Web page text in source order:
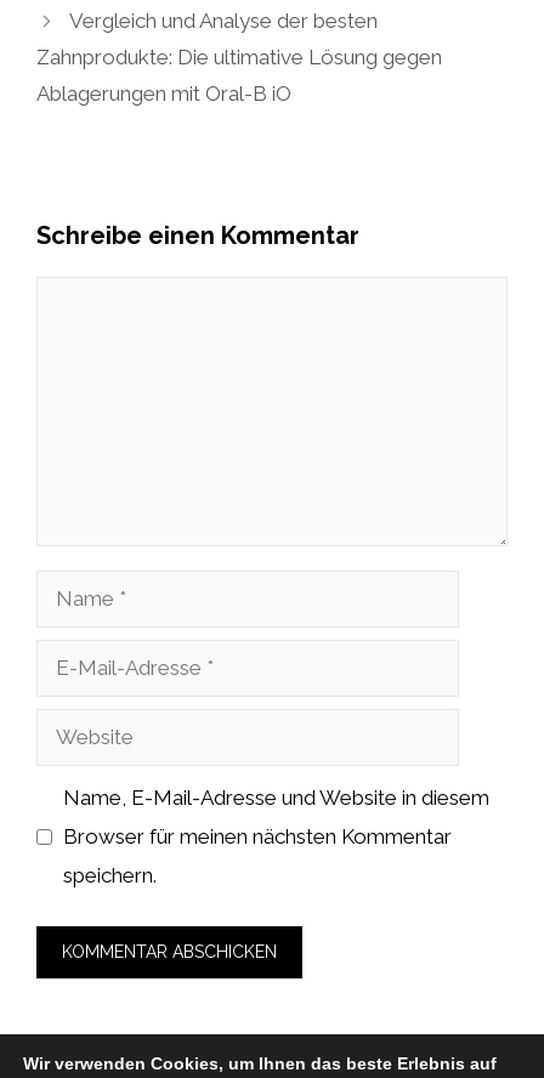
Vergleich und Analyse der besten
Zahnprodukte: Die ultimative Lösung gegen
Ablagerungen mit Oral-B iO
Schreibe einen Kommentar
Name
Adresse
Website
Name, E-Mail-Adresse und Website in diesem
Browser für meinen nächsten Kommentar
speichern.
Wir verwenden Cookies, um Ihnen das beste Erlebnis auf